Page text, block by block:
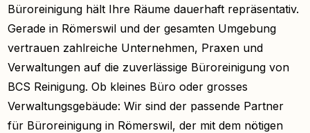
Büroreinigung hält Ihre Räume dauerhaft repräsentativ.
Gerade in Römerswil und der gesamten Umgebung
vertrauen zahlreiche Unternehmen, Praxen und
Verwaltungen auf die zuverlässige Büroreinigung von
BCS Reinigung. Ob kleines Büro oder grosses
Verwaltungsgebäude: Wir sind der passende Partner
für Büroreinigung in Römerswil, der mit dem nötigen